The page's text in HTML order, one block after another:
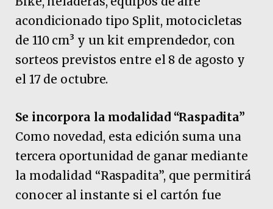
acondicionado tipo Split, motocicletas
de 110 cm³ y un kit emprendedor, con
sorteos previstos entre el 8 de agosto y
el 17 de octubre.
Se incorpora la modalidad “Raspadita”
Como novedad, esta edición suma una
tercera oportunidad de ganar mediante
la modalidad “Raspadita”, que permitirá
conocer al instante si el cartón fue